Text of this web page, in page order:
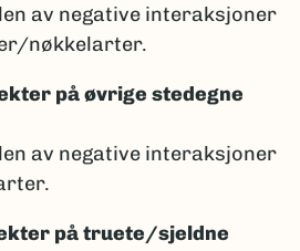
av negative interaksjoner
nøkkelarter.
på øvrige stedegne
av negative interaksjoner
på truete/sjeldne